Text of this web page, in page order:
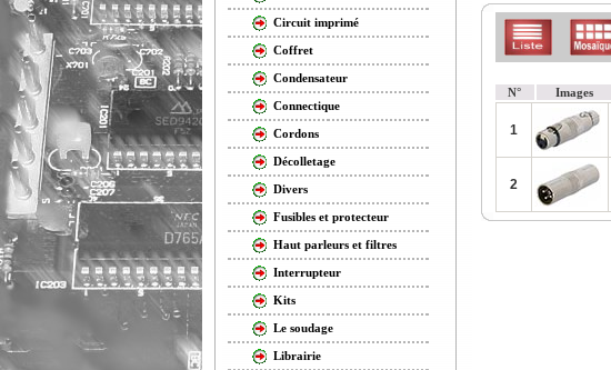
Circuit imprimé
Coffret
Condensateur
Connectique
Cordons
Décolletage
Divers
Fusibles et protecteur
Haut parleurs et filtres
Interrupteur
Kits
Le soudage
Librairie
N° Images
1
2